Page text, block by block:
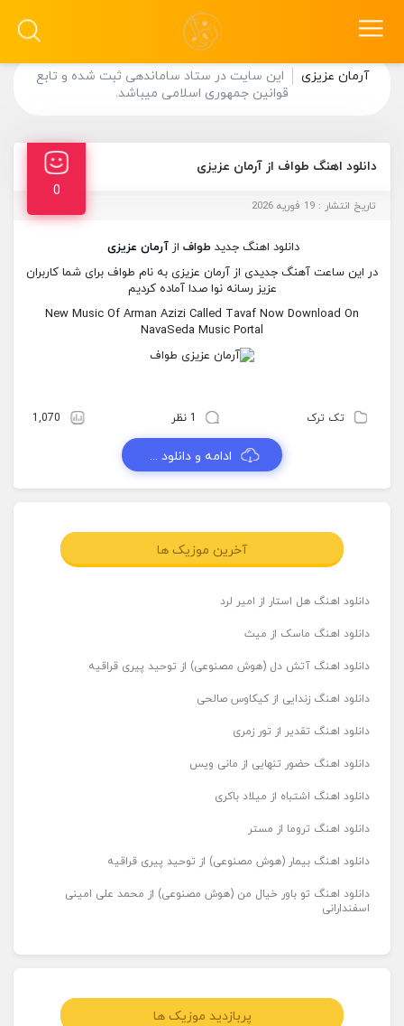
آرمان عزیزی
این سایت در ستاد ساماندهی ثبت شده و تابع
قوانین جمهوری اسلامی میباشد.
دانلود اهنگ طواف از آرمان عزیزی
0
تاریخ انتشار : 19 فوریه 2026
دانلود اهنگ جدیدطواف ازآرمان عزیزی
در این ساعت آهنگ جدیدی از آرمان عزیزی به نام طواف برای شما کاربران
عزیز رسانه نوا صدا آماده کردیم
New Music Of Arman Azizi Called Tavaf Now Download On
NavaSeda Music Portal
تک ترک 1 نظر 1,070
ادامه و دانلود ...
آخرین موزیک ها
دانلود اهنگ هل استار از امیر لرد
دانلود اهنگ ماسک از میث
دانلود اهنگ آتش دل (هوش مصنوعی) از توحید پیری قراقیه
دانلود اهنگ زندایی از کیکاوس صالحی
دانلود اهنگ تقدیر از تور زمری
دانلود اهنگ حضور تنهایی از مانی ویس
دانلود اهنگ اشتباه از میلاد باکری
دانلود اهنگ تروما از مستر
دانلود اهنگ بیمار (هوش مصنوعی) از توحید پیری قراقیه
دانلود اهنگ تو باور خیال من (هوش مصنوعی) از محمد علی امینی
اسفندارانی
پربازدید موزیک ها